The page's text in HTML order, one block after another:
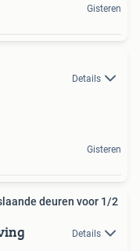
Gisteren
Details
Gisteren
deuren voor 1/2
Details